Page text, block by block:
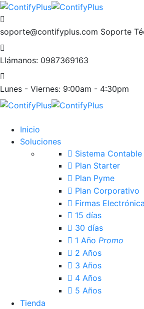
soporte@contifyplus.com Soporte
Llámanos: 0987369163
Lunes - Viernes: 9:00am - 4:30pm
Inicio
Soluciones
Sistema Contable
Plan Starter
Plan Pyme
Plan Corporativo
Firmas
15 días
30 días
1 Año Promo
2 Años
3 Años
4 Años
5 Años
Tienda